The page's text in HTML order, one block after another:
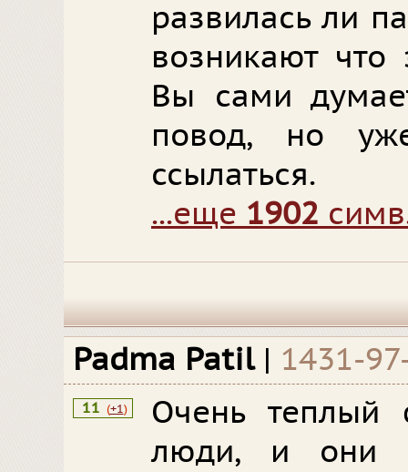
развилась ли
возникают что
Вы сами
повод, но
ссылаться.
...еще 1902
Padma Patil | 1431-
11 (+1)
Очень теплый
люди, и они